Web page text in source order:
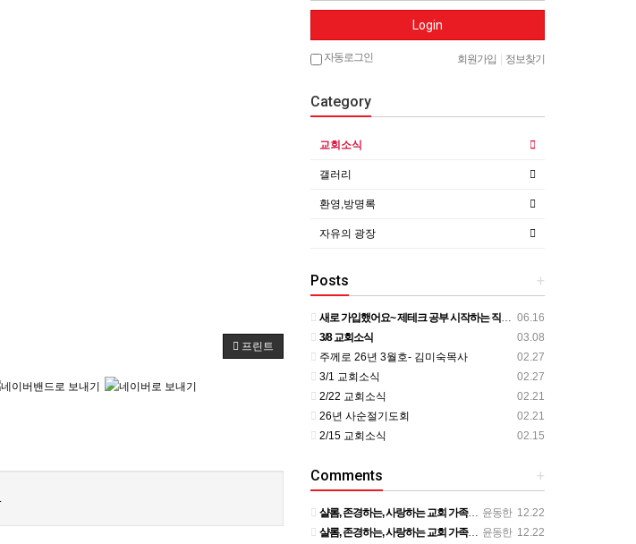
프린트
Login
자동로그인 회원가입 정보찾기
Category
교회소식
갤러리
환영,방명록
자유의 광장
+
Posts
06.16
새로 가입했어요~ 제테크 공부 시작하는 직장인 가입인사 올립니다. !!!
03.08
3/8 교회소식
02.27
주께로 26년 3월호- 김미숙목사
02.27
3/1 교회소식
02.21
2/22 교회소식
02.21
26년 사순절기도회
02.15
2/15 교회소식
+
Comments
윤동한 12.22
샬롬, 존경하는, 사랑하는 교회 가족 여러분께 이렇게 제 개인적인 사정을 전하게 되어 마음이 무겁습니다. 부…
윤동한 12.22
샬롬, 존경하는, 사랑하는 교회 가족 여러분께 이렇게 제 개인적인 사정을 전하게 되어 마음이 무겁습니다. 부…